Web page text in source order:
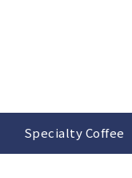
Specialty Coffee